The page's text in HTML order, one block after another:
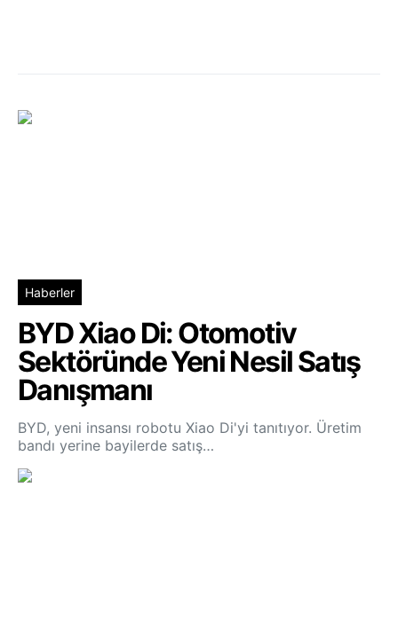
Haberler
BYD Xiao Di: Otomotiv
Sektöründe Yeni Nesil Satış
Danışmanı
BYD, yeni insansı robotu Xiao Di'yi tanıtıyor. Üretim
bandı yerine bayilerde satış…